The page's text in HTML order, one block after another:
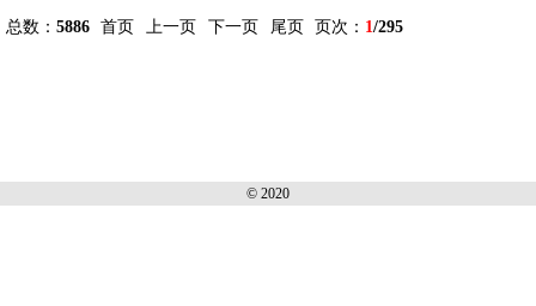
总数： 5886 首页 上一页 下一页 尾页 页次： 1/295
© 2020